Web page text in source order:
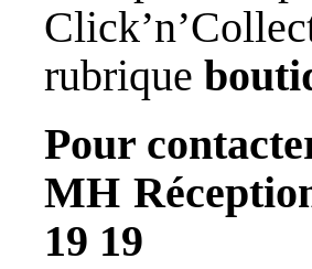
rubrique
Pour
MH
19 19